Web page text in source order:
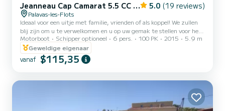
Jeanneau Cap Camarat 5.5 CC Serie 2 Style 5.0 (19 reviews)
Palavas-les-Flots
Ideaal voor een uitje met familie, vrienden of als koppel! We zullen
blij zijn om u te verwelkomen en u op uw gemak te stellen voor het
gebruik van deze prachtige CAP CAMARAT 5.5 stijl. De boot is
uitgerust met: - Zonnetent (Bimini) - Zonnedek - 12V stopcontact
- Tafel (kan voor of achter geplaatst worden) U kunt beslissen om
onze boot te huren: - Voor een hele dag van 10u tot 18u - Voor een
19u tot 22u / 20u tot 22u O...
Motorboot Schipper optioneel 6 pers. 100 PK 2015
5.9 m
Geweldige eigenaar
vanaf $115,35